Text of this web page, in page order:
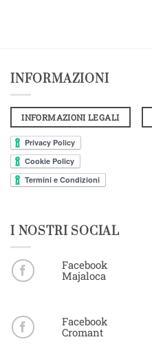
INFORMAZIONI
INFORMAZIONI LEGALI
I NOSTRI SOCIAL
Facebook
Majaloca
Facebook
Cromant